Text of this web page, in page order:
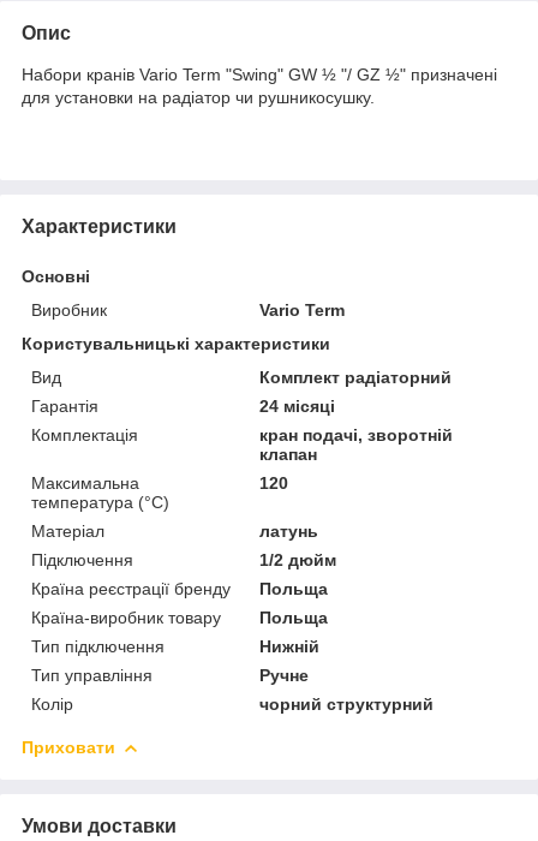
Опис
Набори кранів Vario Term "Swing" GW ½ "/ GZ ½" призначені
для установки на радіатор чи рушникосушку.
Характеристики
Основні
Виробник
Vario Term
Користувальницькі характеристики
Вид
Комплект радіаторний
Гарантія
24 місяці
Комплектація
кран подачі, зворотній
клапан
Максимальна
температура (°С)
120
Матеріал
латунь
Підключення
1/2 дюйм
Країна реєстрації бренду
Польща
Країна-виробник товару
Польща
Тип підключення
Нижній
Тип управління
Ручне
Колір
чорний структурний
Приховати
Умови доставки